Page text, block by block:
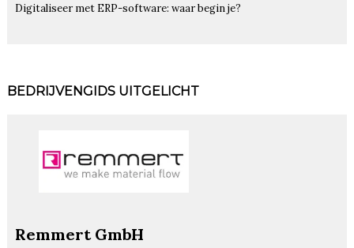
Digitaliseer met ERP-software: waar begin je?
BEDRIJVENGIDS UITGELICHT
Remmert GmbH